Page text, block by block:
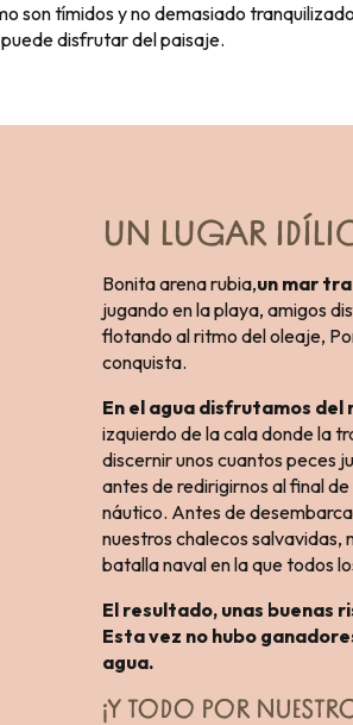
son tímidos y no demasiado
disfrutar del paisaje.
UN LUGAR
Bonita arena rubia,un mar
jugando en la playa, amigos
flotando al ritmo del oleaje,
conquista.
En el agua disfrutamos del
izquierdo de la cala donde la
discernir unos cuantos peces
antes de redirigirnos al final
náutico. Antes de
nuestros chalecos salvavidas,
batalla naval en la que todos
El resultado, unas buenas
Esta vez no hubo
agua.
¡Y TODO POR